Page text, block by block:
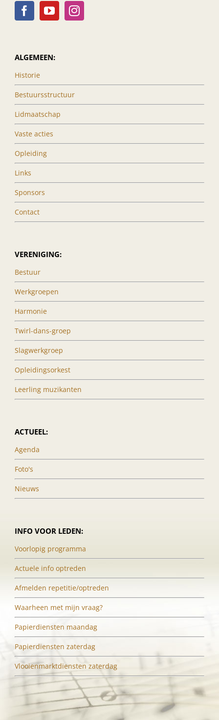
ALGEMEEN:
Historie
Bestuursstructuur
Lidmaatschap
Vaste acties
Opleiding
Links
Sponsors
Contact
VERENIGING:
Bestuur
Werkgroepen
Harmonie
Twirl-dans-groep
Slagwerkgroep
Opleidingsorkest
Leerling muzikanten
ACTUEEL:
Agenda
Foto's
Nieuws
INFO VOOR LEDEN:
Voorlopig programma
Actuele info optreden
Afmelden repetitie/optreden
Waarheen met mijn vraag?
Papierdiensten maandag
Papierdiensten zaterdag
Vlooienmarktdiensten zaterdag